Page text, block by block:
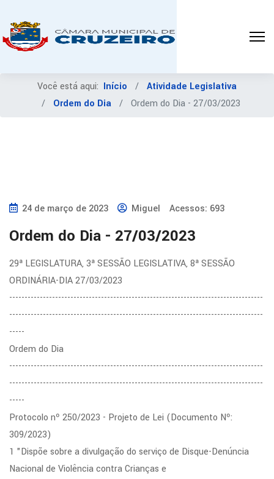
Você está aqui: Início
Atividade Legislativa
Ordem do Dia
Ordem do Dia - 27/03/2023
24 de março de 2023 Miguel Acessos: 693
Ordem do Dia - 27/03/2023
29ª LEGISLATURA, 3ª SESSÃO LEGISLATIVA, 8ª SESSÃO
ORDINÁRIA-DIA 27/03/2023
-----------------------------------------------------------------------------------
-----------------------------------------------------------------------------------
-----
Ordem do Dia
-----------------------------------------------------------------------------------
-----------------------------------------------------------------------------------
-----
Protocolo nº 250/2023 - Projeto de Lei (Documento Nº:
309/2023)
1 "Dispõe sobre a divulgação do serviço de Disque-Denúncia
Nacional de Violência contra Crianças e